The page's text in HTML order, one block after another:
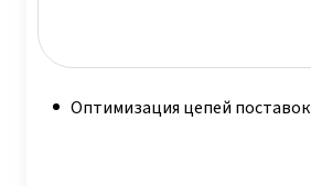
Оптимизация цепей поставок